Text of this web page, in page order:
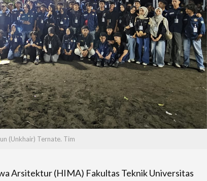
(Unkhair) Ternate. Tim
Arsitektur (HIMA) Fakultas Teknik Universitas